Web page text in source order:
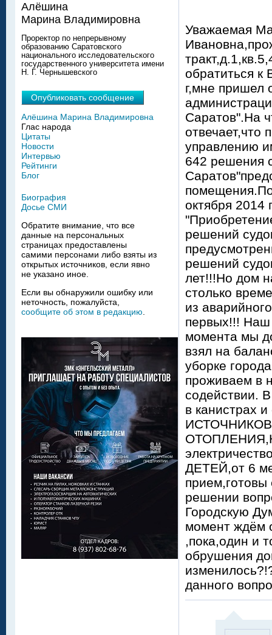
Уважаемая
обратиться
г,мне пришел
Саратов".На
отвечает,что
управлению
642 решения
октября 2014
решений
решений
лет!!!Но дом
столько
из
первых!!! Наш
момента мы
взял на
уборке
проживаем в
содействии.
в
ДЕТЕЙ,от 6
прием,готовы
решении
Городскую
момент ждём
,пока,один и
обрушения
данного
Алёшина
Марина Владимировна
Проректор по непрерывному
образованию Саратовского
национального исследовательского
государственного университета имени
Н. Г. Чернышевского
Опубликовать сообщение
Алёшина Марина Владимировна
Глас народа
Цитаты
Новости
Интервью
Рейтинги
Блог
Биография
Досье СМИ
Обратите внимание, что все
данные на персональных
страницах предоставлены
самими персонами либо взяты из
открытых источников, если явно
не указано иное.
Если вы обнаружили ошибку или
неточность, пожалуйста,
сообщите об этом в редакцию